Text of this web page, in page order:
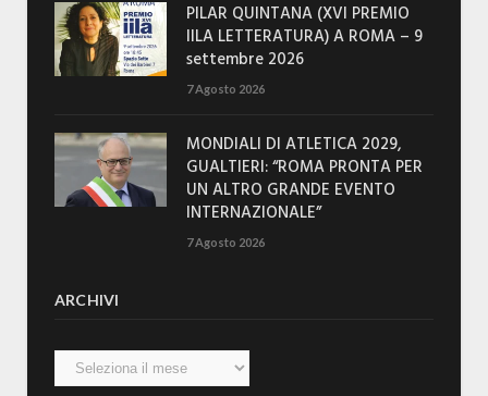
PILAR QUINTANA (XVI PREMIO
IILA LETTERATURA) A ROMA – 9
settembre 2026
7 Agosto 2026
MONDIALI DI ATLETICA 2029,
GUALTIERI: “ROMA PRONTA PER
UN ALTRO GRANDE EVENTO
INTERNAZIONALE”
7 Agosto 2026
ARCHIVI
Archivi